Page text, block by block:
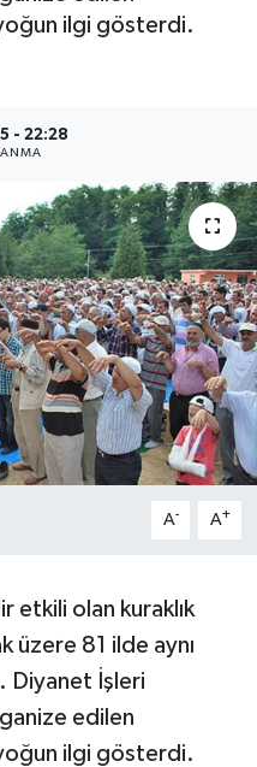
ilgi gösterdi.
- 22:28
A- A+
etkili olan kuraklık
üzere 81 ilde aynı
Diyanet İşleri
edilen
ilgi gösterdi.